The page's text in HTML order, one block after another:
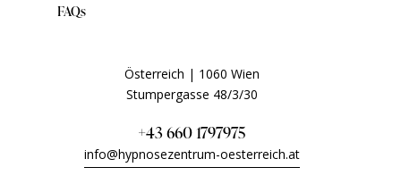
FAQs
Österreich | 1060 Wien
Stumpergasse 48/3/30
+43 660 1797975
info@hypnosezentrum-oesterreich.at